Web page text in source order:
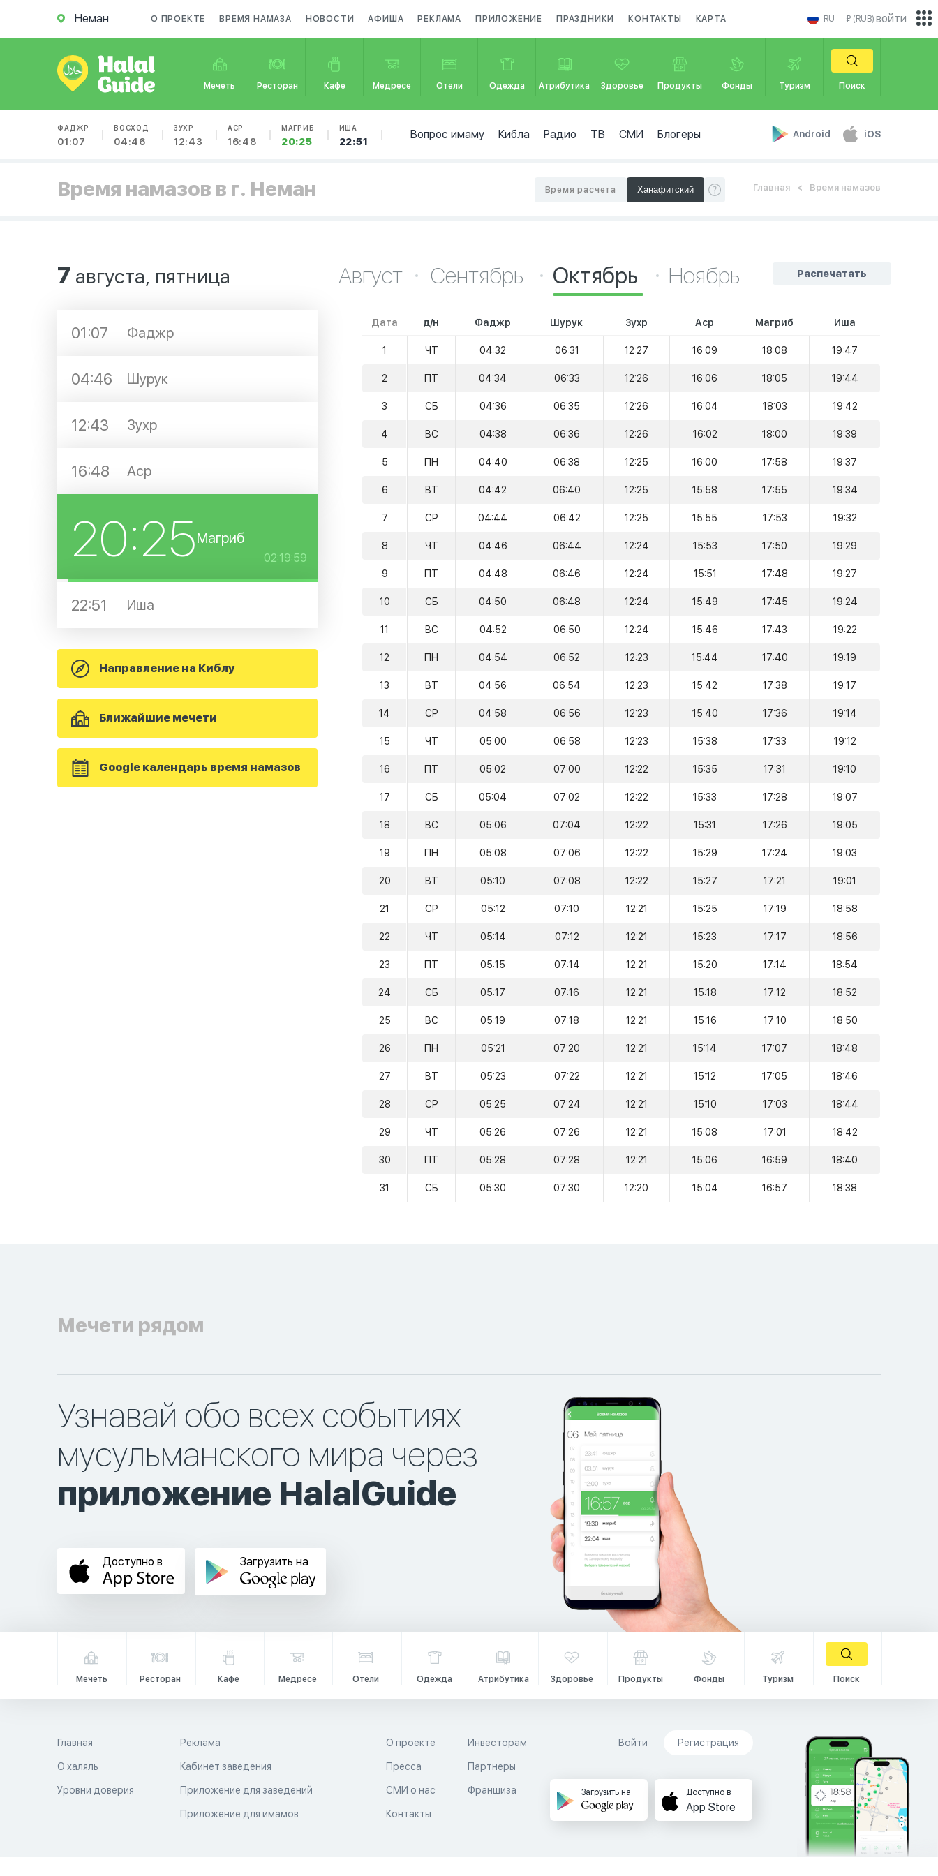
Неман О ПРОЕКТЕ ВРЕМЯ НАМАЗА НОВОСТИ АФИША РЕКЛАМА ПРИЛОЖЕНИЕ ПРАЗДНИКИ КОНТАКТЫ КАРТА RU ₽ (RUB)
Мечеть Ресторан Кафе Медресе Отели Одежда Атрибутика Здоровье Продукты Фонды Туризм Поиск
ФАДЖР
01:07
ВОСХОД
04:46
ЗУХР
12:43
АСР
16:48
МАГРИБ
20:25
ИША
22:51
Вопрос имаму Кибла Радио ТВ СМИ Блогеры Android iOS
войти
Время намазов в г. Неман Главная Время намазов
Время расчета
7 августа, пятница
01:07 Фаджр
04:46 Шурук
12:43 Зухр
16:48 Аср
20:25Магриб
02:19:59
22:51 Иша
Направление на Киблу
Ближайшие мечети
Google календарь время намазов
Распечатать
Август Сентябрь Октябрь Ноябрь
Дата д/н Фаджр Шурук Зухр Аср Магриб Иша
1 ЧТ 04:32 06:31 12:27 16:09 18:08 19:47
2 ПТ 04:34 06:33 12:26 16:06 18:05 19:44
3 СБ 04:36 06:35 12:26 16:04 18:03 19:42
4 ВС 04:38 06:36 12:26 16:02 18:00 19:39
5 ПН 04:40 06:38 12:25 16:00 17:58 19:37
6 ВТ 04:42 06:40 12:25 15:58 17:55 19:34
7 СР 04:44 06:42 12:25 15:55 17:53 19:32
8 ЧТ 04:46 06:44 12:24 15:53 17:50 19:29
9 ПТ 04:48 06:46 12:24 15:51 17:48 19:27
10 СБ 04:50 06:48 12:24 15:49 17:45 19:24
11 ВС 04:52 06:50 12:24 15:46 17:43 19:22
12 ПН 04:54 06:52 12:23 15:44 17:40 19:19
13 ВТ 04:56 06:54 12:23 15:42 17:38 19:17
14 СР 04:58 06:56 12:23 15:40 17:36 19:14
15 ЧТ 05:00 06:58 12:23 15:38 17:33 19:12
16 ПТ 05:02 07:00 12:22 15:35 17:31 19:10
17 СБ 05:04 07:02 12:22 15:33 17:28 19:07
18 ВС 05:06 07:04 12:22 15:31 17:26 19:05
19 ПН 05:08 07:06 12:22 15:29 17:24 19:03
20 ВТ 05:10 07:08 12:22 15:27 17:21 19:01
21 СР 05:12 07:10 12:21 15:25 17:19 18:58
22 ЧТ 05:14 07:12 12:21 15:23 17:17 18:56
23 ПТ 05:15 07:14 12:21 15:20 17:14 18:54
24 СБ 05:17 07:16 12:21 15:18 17:12 18:52
25 ВС 05:19 07:18 12:21 15:16 17:10 18:50
26 ПН 05:21 07:20 12:21 15:14 17:07 18:48
27 ВТ 05:23 07:22 12:21 15:12 17:05 18:46
28 СР 05:25 07:24 12:21 15:10 17:03 18:44
29 ЧТ 05:26 07:26 12:21 15:08 17:01 18:42
30 ПТ 05:28 07:28 12:21 15:06 16:59 18:40
31 СБ 05:30 07:30 12:20 15:04 16:57 18:38
Мечети рядом
Узнавай обо всех событиях
мусульманского мира через
приложение HalalGuide
Доступно в Загрузить на
Мечеть Ресторан Кафе Медресе Отели Одежда Атрибутика Здоровье Продукты Фонды Туризм Поиск
Главная
О халяль
Уровни доверия
Реклама
Кабинет заведения
Приложение для заведений
Приложение для имамов
О проекте
Пресса
СМИ о нас
Контакты
Инвесторам
Партнеры
Франшиза
Войти Регистрация
Загрузить на Доступно в
App Store